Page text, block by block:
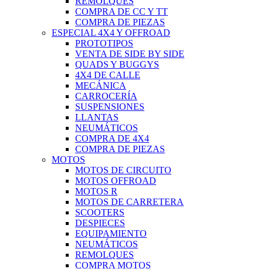
COMPRA DE CC Y TT
COMPRA DE PIEZAS
ESPECIAL 4X4 Y OFFROAD
PROTOTIPOS
VENTA DE SIDE BY SIDE
QUADS Y BUGGYS
4X4 DE CALLE
MECÁNICA
CARROCERÍA
SUSPENSIONES
LLANTAS
NEUMÁTICOS
COMPRA DE 4X4
COMPRA DE PIEZAS
MOTOS
MOTOS DE CIRCUITO
MOTOS OFFROAD
MOTOS R
MOTOS DE CARRETERA
SCOOTERS
DESPIECES
EQUIPAMIENTO
NEUMÁTICOS
REMOLQUES
COMPRA MOTOS